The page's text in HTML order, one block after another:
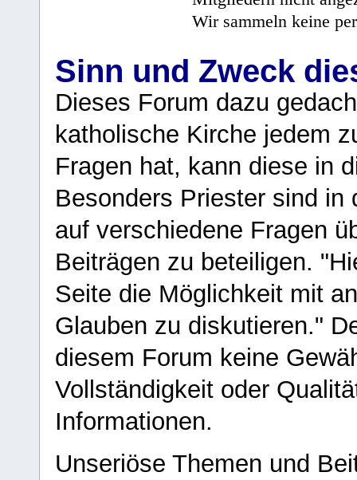
Wir sammeln keine
Sinn und Zweck
Dieses Forum dazu
katholische Kirche jedem
Fragen hat, kann diese in
Besonders Priester sind in
auf verschiedene Fragen
Beiträgen zu beteiligen.
Seite die Möglichkeit mit
Glauben zu diskutieren."
diesem Forum keine
Vollständigkeit oder
Informationen.
Unseriöse Themen und